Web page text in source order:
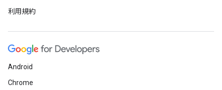
利用規約
Android
Chrome